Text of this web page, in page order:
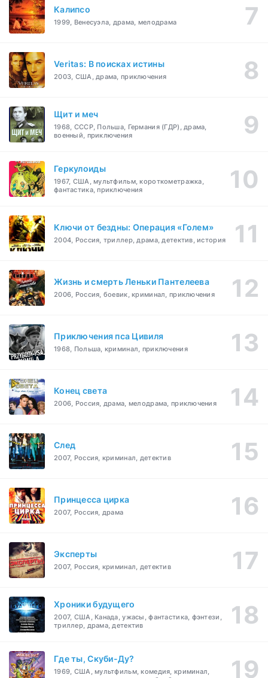
Калипсо
1999, Венесуэла, драма, мелодрама
Veritas: В поисках истины
2003, США, драма, приключения
Щит и меч
1968, СССР, Польша, Германия (ГДР), драма,
военный, приключения
Геркулоиды
1967, США, мультфильм, короткометражка,
фантастика, приключения
Ключи от бездны: Операция «Голем»
2004, Россия, триллер, драма, детектив, история
Жизнь и смерть Леньки Пантелеева
2006, Россия, боевик, криминал, приключения
Приключения пса Цивиля
1968, Польша, криминал, приключения
Конец света
2006, Россия, драма, мелодрама, приключения
След
2007, Россия, криминал, детектив
Принцесса цирка
2007, Россия, драма
Эксперты
2007, Россия, криминал, детектив
Хроники будущего
2007, США, Канада, ужасы, фантастика, фэнтези,
триллер, драма, детектив
Где ты, Скуби-Ду?
1969, США, мультфильм, комедия, криминал,